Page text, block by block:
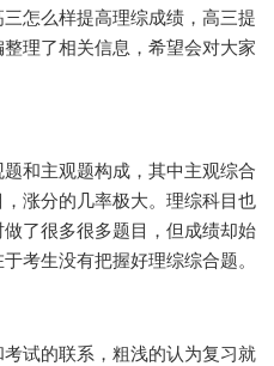
怎么样提高理综成绩，高三提
理了相关信息，希望会对大家
和主观题构成，其中主观综合
涨分的几率极大。理综科目也
了很多很多题目，但成绩却始
考生没有把握好理综综合题。
试的联系，粗浅的认为复习就